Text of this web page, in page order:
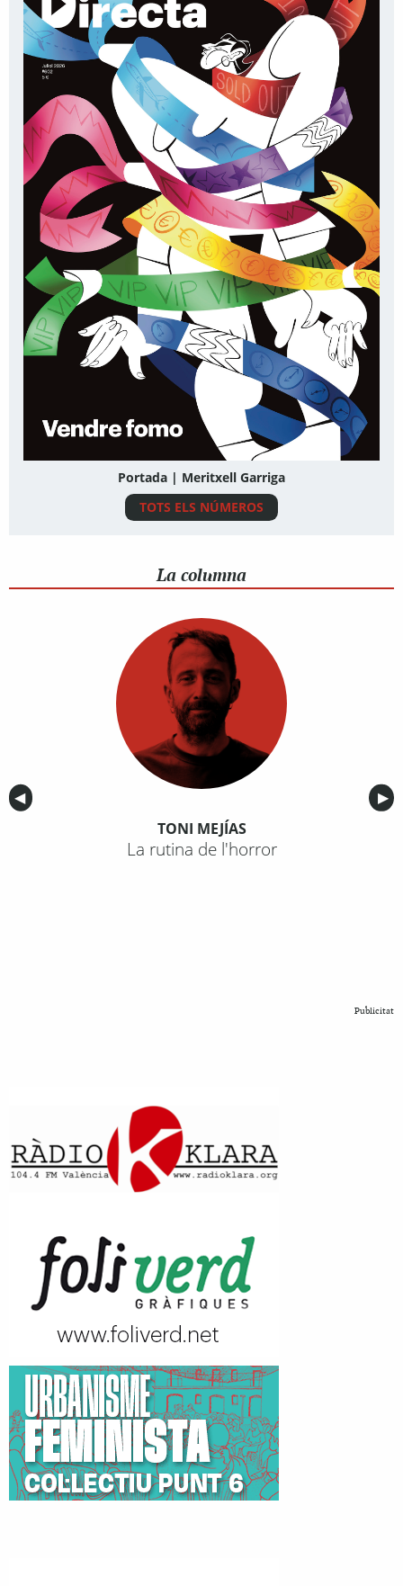
Portada | Meritxell Garriga
TOTS ELS NÚMEROS
La columna
Anterior
◀︎ ▶︎
TONI MEJÍAS
La rutina de l'horror
Publicitat